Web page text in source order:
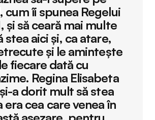
cum îi spunea Regelui
și să ceară mai multe
stea aici și, ca atare,
și le amintește
fiecare dată cu
Regina Elisabeta
a dorit mult să stea
era cea care venea în